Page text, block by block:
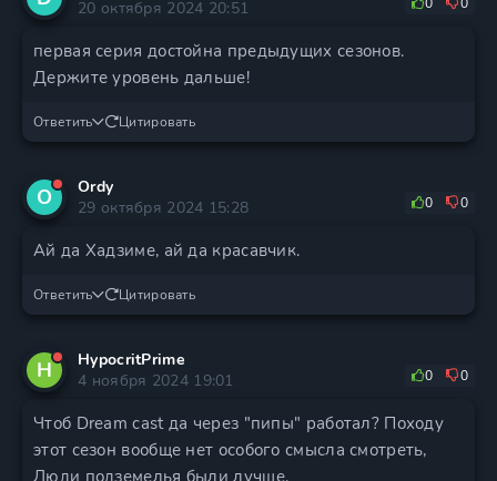
20 октября 2024 20:51
первая серия достойна предыдущих сезонов.
Держите уровень дальше!
Ответить Цитировать
O
Ordy
29 октября 2024 15:28
0 0
Ай да Хадзиме, ай да красавчик.
Ответить Цитировать
H
HypocritPrime
4 ноября 2024 19:01
0 0
Чтоб Dream cast да через "пипы" работал? Походу
этот сезон вообще нет особого смысла смотреть,
Люди подземелья были лучше.